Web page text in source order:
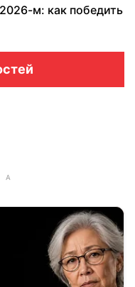
м: как победить